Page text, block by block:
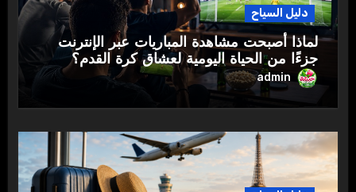
دليل السياح
لماذا أصبحت مشاهدة المباريات عبر الإنترنت
جزءًا من الحياة اليومية لعشاق كرة القدم؟
admin